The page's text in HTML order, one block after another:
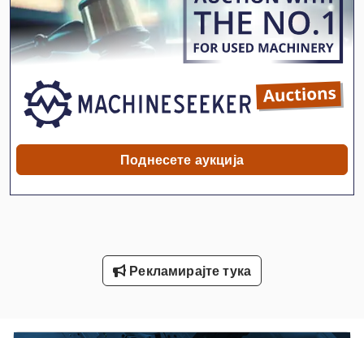
Sd 300 Струг
Stavostroj Vp 200
Stroehlein Instruments
Tur 560
Лев Струг
Селтик 12 Струг
Поднесете аукција
Рекламирајте тука